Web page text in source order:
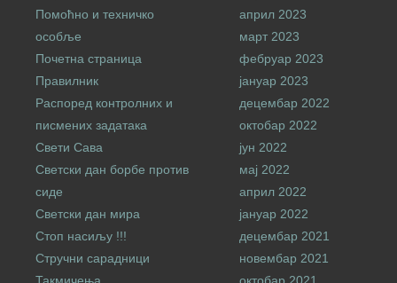
Помоћно и техничко
особље
Почетна страница
Правилник
Распоред контролних и
писмених задатака
Свети Сава
Светски дан борбе против
сиде
Светски дан мира
Стоп насиљу !!!
Стручни сарадници
април 2023
март 2023
фебруар 2023
јануар 2023
децембар 2022
октобар 2022
јун 2022
мај 2022
април 2022
јануар 2022
децембар 2021
новембар 2021